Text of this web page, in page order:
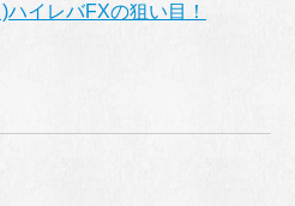
ハイレバFXの狙い目！